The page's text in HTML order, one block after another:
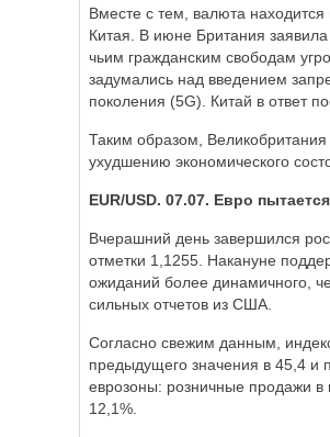
Вместе с тем, валюта
Китая. В июне Британия заявила
чьим гражданским свободам
задумались над введением
поколения (5G). Китай в ответ
Таким образом,
ухудшению экономического
EUR/USD. 07.07. Евро
Вчерашний день завершился
отметки 1,1255. Накануне
ожиданий более динамичного,
сильных отчетов из США.
Согласно свежим данным,
предыдущего значения в 45,4 и
еврозоны: розничные продажи
12,1%.